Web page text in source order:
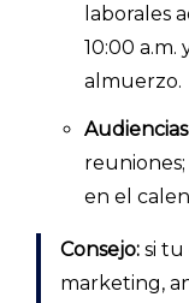
laborales
10:00 a.m.
almuerzo.
en el
Consejo: si tu
marketing,